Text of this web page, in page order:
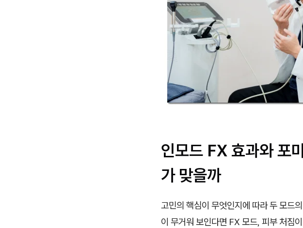
인모드 FX 효과와 포
가 맞을까
고민의 핵심이 무엇인지에 따라 두 모드
이 무거워 보인다면 FX 모드, 피부 처짐